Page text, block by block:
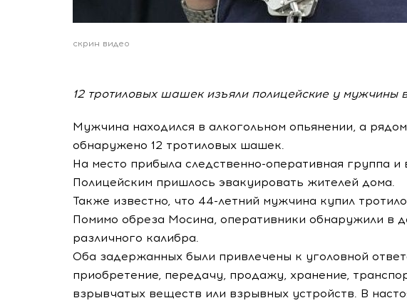
скрин видео
12 тротиловых шашек изъяли полицейские у мужчины
Мужчина находился в алкогольном опьянении, а
обнаружено 12 тротиловых шашек.
На место прибыла следственно-оперативная группа и
Полицейским пришлось эвакуировать жителей дома.
Также известно, что 44-летний мужчина купил
Помимо обреза Мосина, оперативники обнаружили в
различного калибра.
Оба задержанных были привлечены к уголовной
приобретение, передачу, продажу, хранение,
взрывчатых веществ или взрывных устройств. В